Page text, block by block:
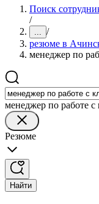
Поиск
/
... /
резюме в
менеджер по
менеджер по работе
Резюме
Найти